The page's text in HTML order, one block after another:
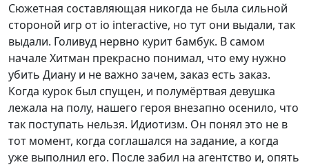
Сюжетная составляющая никогда не была сильной
стороной игр от io interactive, но тут они выдали, так
выдали. Голивуд нервно курит бамбук. В самом
начале Хитман прекрасно понимал, что ему нужно
убить Диану и не важно зачем, заказ есть заказ.
Когда курок был спущен, и полумёртвая девушка
лежала на полу, нашего героя внезапно осенило, что
так поступать нельзя. Идиотизм. Он понял это не в
тот момент, когда соглашался на задание, а когда
уже выполнил его. После забил на агентство и, опять